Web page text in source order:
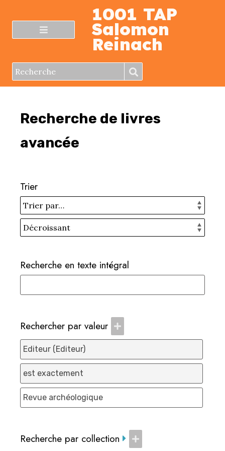
1001 TAP
Salomon
Reinach
Trier
Recherche en texte intégral
Rechercher par valeur
Recherche par collection